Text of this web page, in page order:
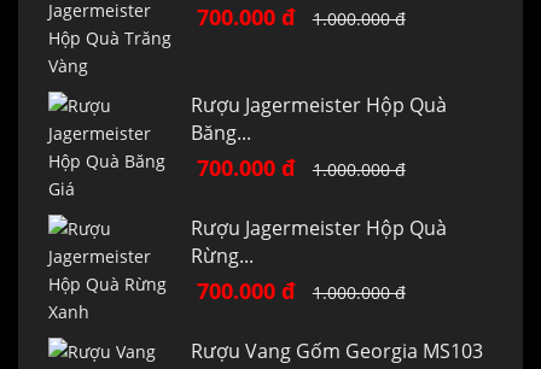
700.000 đ 1.000.000 đ
Rượu Jagermeister Hộp Quà
Băng...
700.000 đ 1.000.000 đ
Rượu Jagermeister Hộp Quà
Rừng...
700.000 đ 1.000.000 đ
Rượu Vang Gốm Georgia MS103